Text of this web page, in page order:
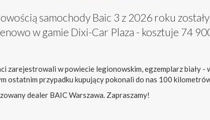
samochody Baic 3 z 2026 roku
w gamie Dixi-Car Plaza - kosztuje 74
zarejestrowali w powiecie legionowskim, egzemplarz biały -
ostatnim przypadku kupujący pokonali do nas 100
dealer BAIC Warszawa. Zapraszamy!